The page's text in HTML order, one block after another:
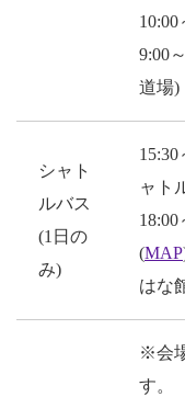
9:00
道場)
シャト
ルバス
(1日の
み)
ャト
(MAP
はな
※会
す。